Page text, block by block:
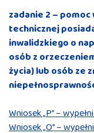
zadanie 2 –
technicznej
inwalidzkiego o
osób z
życia) lub osób ze
Wniosek „P” –
Wniosek „O” –